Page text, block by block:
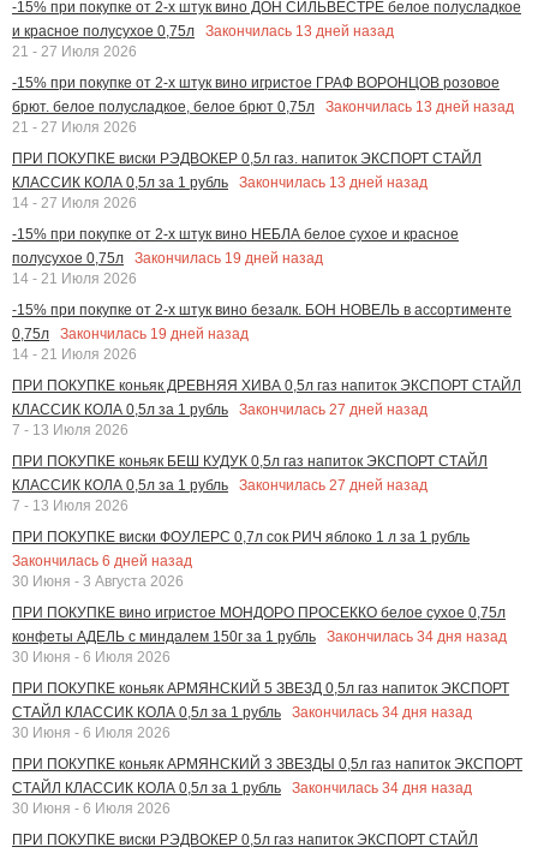
-15% при покупке от 2-х штук вино ДОН СИЛЬВЕСТРЕ белое полусладкое
и красное полусухое 0,75л
Закончилась 13 дней назад
21 - 27 Июля 2026
-15% при покупке от 2-х штук вино игристое ГРАФ ВОРОНЦОВ розовое
брют. белое полусладкое, белое брют 0,75л
Закончилась 13 дней назад
21 - 27 Июля 2026
ПРИ ПОКУПКЕ виски РЭДВОКЕР 0,5л газ. напиток ЭКСПОРТ СТАЙЛ
КЛАССИК КОЛА 0,5л за 1 рубль
Закончилась 13 дней назад
14 - 27 Июля 2026
-15% при покупке от 2-х штук вино НЕБЛА белое сухое и красное
полусухое 0,75л
Закончилась 19 дней назад
14 - 21 Июля 2026
-15% при покупке от 2-х штук вино безалк. БОН НОВЕЛЬ в ассортименте
0,75л
Закончилась 19 дней назад
14 - 21 Июля 2026
ПРИ ПОКУПКЕ коньяк ДРЕВНЯЯ ХИВА 0,5л газ напиток ЭКСПОРТ СТАЙЛ
КЛАССИК КОЛА 0,5л за 1 рубль
Закончилась 27 дней назад
7 - 13 Июля 2026
ПРИ ПОКУПКЕ коньяк БЕШ КУДУК 0,5л газ напиток ЭКСПОРТ СТАЙЛ
КЛАССИК КОЛА 0,5л за 1 рубль
Закончилась 27 дней назад
7 - 13 Июля 2026
ПРИ ПОКУПКЕ виски ФОУЛЕРС 0,7л сок РИЧ яблоко 1 л за 1 рубль
Закончилась 6 дней назад
30 Июня - 3 Августа 2026
ПРИ ПОКУПКЕ вино игристое МОНДОРО ПРОСЕККО белое сухое 0,75л
конфеты АДЕЛЬ с миндалем 150г за 1 рубль
Закончилась 34 дня назад
30 Июня - 6 Июля 2026
ПРИ ПОКУПКЕ коньяк АРМЯНСКИЙ 5 ЗВЕЗД 0,5л газ напиток ЭКСПОРТ
СТАЙЛ КЛАССИК КОЛА 0,5л за 1 рубль
Закончилась 34 дня назад
30 Июня - 6 Июля 2026
ПРИ ПОКУПКЕ коньяк АРМЯНСКИЙ 3 ЗВЕЗДЫ 0,5л газ напиток ЭКСПОРТ
СТАЙЛ КЛАССИК КОЛА 0,5л за 1 рубль
Закончилась 34 дня назад
30 Июня - 6 Июля 2026
ПРИ ПОКУПКЕ виски РЭДВОКЕР 0,5л газ напиток ЭКСПОРТ СТАЙЛ